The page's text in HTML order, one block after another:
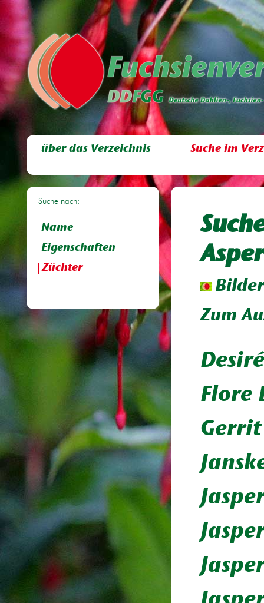
über das Verzeichnis Suche im
Suche nach:
Name
Eigenschaften
Züchter
Zum
Desiré
Flore
Gerrit